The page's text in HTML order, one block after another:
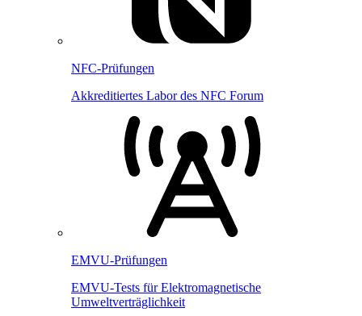
NFC-Prüfungen
Akkreditiertes Labor des NFC Forum
EMVU-Prüfungen
EMVU-Tests für Elektromagnetische
Umweltverträglichkeit